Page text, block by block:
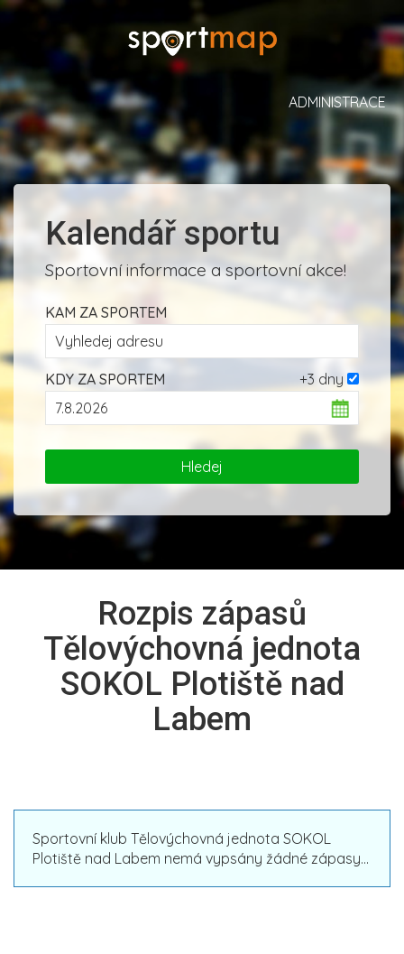
ADMINISTRACE
Kalendář sportu
Sportovní informace a sportovní akce!
KAM ZA SPORTEM
+3 dny
KDY ZA SPORTEM
Rozpis zápasů
Tělovýchovná jednota
SOKOL Plotiště nad
Labem
Sportovní klub Tělovýchovná jednota SOKOL
Plotiště nad Labem nemá vypsány žádné zápasy...